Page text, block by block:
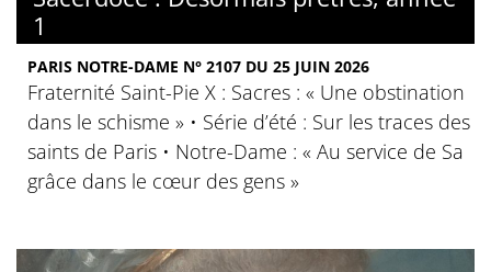
1
PARIS NOTRE-DAME N° 2107 DU 25 JUIN 2026
Fraternité Saint-Pie X : Sacres : « Une obstination
dans le schisme » • Série d’été : Sur les traces des
saints de Paris • Notre-Dame : « Au service de Sa
grâce dans le cœur des gens »